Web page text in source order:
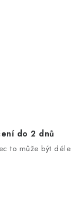
do 2 dnů
to může být déle